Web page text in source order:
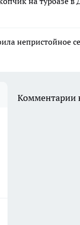
непристойное
Комментарии